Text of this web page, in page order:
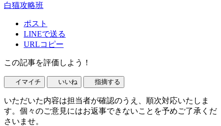
白猫攻略班
ポスト
LINEで送る
URLコピー
この記事を評価しよう！
イマイチ いいね 指摘する
いただいた内容は担当者が確認のうえ、順次対応いたしま
す。個々のご意見にはお返事できないことを予めご了承くだ
さいませ。